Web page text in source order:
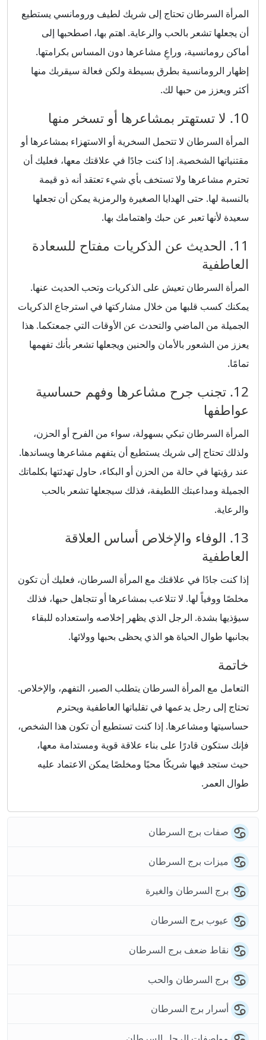
المرأة السرطان تحتاج إلى شريك لطيف ورومانسي يستطيع
أن يجعلها تشعر بالحب والرعاية. اهتم بها، اصطحبها إلى
أماكن رومانسية، وراعِ مشاعرها دون المساس بكرامتها.
إظهار الرومانسية بطرق بسيطة ولكن فعالة سيقربك منها
أكثر ويعزز من حبها لك.
10. لا تستهتر بمشاعرها أو تسخر منها
المرأة السرطان لا تتحمل السخرية أو الاستهزاء بمشاعرها أو
مقتنياتها الشخصية. إذا كنت جادًا في علاقتك معها، فعليك أن
تحترم مشاعرها ولا تستخف بأي شيء تعتقد أنه ذو قيمة
بالنسبة لها. حتى الهدايا الصغيرة والرمزية يمكن أن تجعلها
سعيدة لأنها تعبر عن حبك واهتمامك بها.
11. الحديث عن الذكريات مفتاح للسعادة
العاطفية
المرأة السرطان تعيش على الذكريات وتحب الحديث عنها.
يمكنك كسب قلبها من خلال مشاركتها في استرجاع الذكريات
الجميلة من الماضي والتحدث عن الأوقات التي جمعتكما. هذا
يعزز من الشعور بالأمان والحنين ويجعلها تشعر بأنك تفهمها
تمامًا.
12. تجنب جرح مشاعرها وفهم حساسية
عواطفها
المرأة السرطان تبكي بسهولة، سواء من الفرح أو الحزن،
ولذلك تحتاج إلى شريك يستطيع أن يتفهم مشاعرها ويساندها.
عند رؤيتها في حالة من الحزن أو البكاء، حاول تهدئتها بكلماتك
الجميلة ومداعبتك اللطيفة، فذلك سيجعلها تشعر بالحب
والرعاية.
13. الوفاء والإخلاص أساس العلاقة
العاطفية
إذا كنت جادًا في علاقتك مع المرأة السرطان، فعليك أن تكون
مخلصًا ووفياً لها. لا تتلاعب بمشاعرها أو تتجاهل حبها، فذلك
سيؤذيها بشدة. الرجل الذي يظهر إخلاصه واستعداده للبقاء
بجانبها طوال الحياة هو الذي يحظى بحبها وولائها.
خاتمة
التعامل مع المرأة السرطان يتطلب الصبر، التفهم، والإخلاص.
تحتاج إلى رجل يدعمها في تقلباتها العاطفية ويحترم
حساسيتها ومشاعرها. إذا كنت تستطيع أن تكون هذا الشخص،
فإنك ستكون قادرًا على بناء علاقة قوية ومستدامة معها،
حيث ستجد فيها شريكًا محبًا ومخلصًا يمكن الاعتماد عليه
طوال العمر.
صفات برج السرطان
ميزات برج السرطان
برج السرطان والغيرة
عيوب برج السرطان
نقاط ضعف برج السرطان
برج السرطان والحب
أسرار برج السرطان